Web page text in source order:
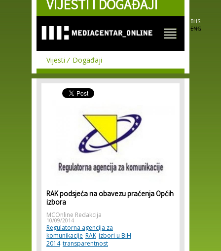
Skip to
main
VIJESTI I DOGAĐAJI
BHS
ENG
Vijesti Događaji
RAK podsjeća na obavezu praćenja Općih
izbora
MCOnline Redakcija
10/09/2014
Regulatorna agencija za
komunikacije RAK izbori u BiH
2014 transparentnost